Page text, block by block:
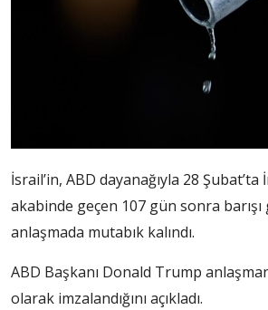
İsrail’in, ABD dayanağıyla 28 Şubat’ta
akabinde geçen 107 gün sonra
anlaşmada mutabık kalındı.
ABD Başkanı Donald Trump
olarak imzalandığını açıkladı.